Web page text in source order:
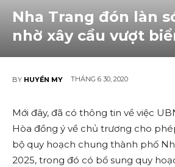
Nha Trang đón làn
nhờ xây cầu vượt
BY HUYỀN MY THÁNG 6 30, 2020
Mới đây, đã có thông tin về việc
Hòa đồng ý về chủ trương cho
bộ quy hoạch chung thành phố
2025, trong đó có bổ sung quy